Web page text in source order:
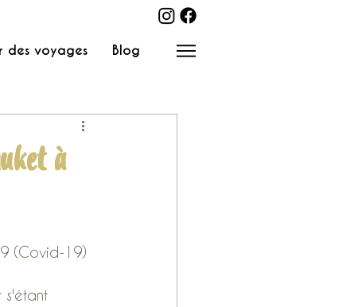
des voyages Blog
à
(Covid-19)
s'étant